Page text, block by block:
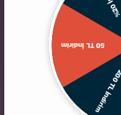
200 TL İndirim
50 TL İndirim